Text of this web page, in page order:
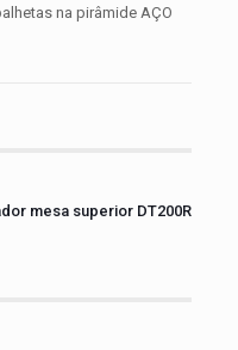
na pirâmide AÇO
mesa superior DT200R